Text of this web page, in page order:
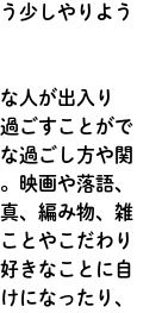
少しやりよう
人が出入り
ごすことがで
過ごし方や関
映画や落語、
、編み物、雑
とやこだわり
きなことに自
になったり、